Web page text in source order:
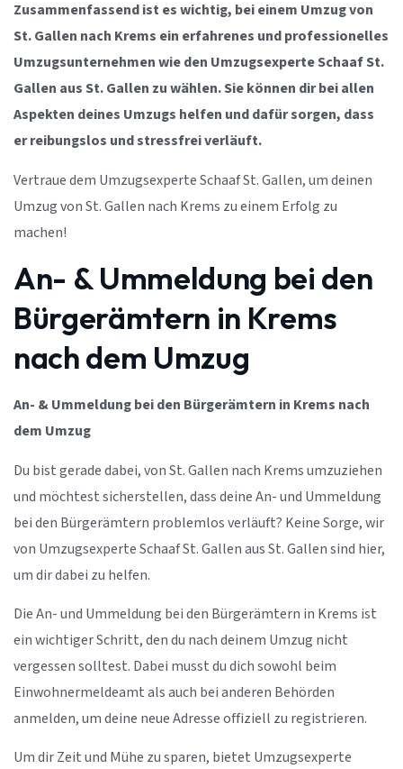
Zusammenfassend ist es wichtig, bei einem Umzug von
St. Gallen nach Krems ein erfahrenes und professionelles
Umzugsunternehmen wie den Umzugsexperte Schaaf St.
Gallen aus St. Gallen zu wählen. Sie können dir bei allen
Aspekten deines Umzugs helfen und dafür sorgen, dass
er reibungslos und stressfrei verläuft.
Vertraue dem Umzugsexperte Schaaf St. Gallen, um deinen
Umzug von St. Gallen nach Krems zu einem Erfolg zu
machen!
An- & Ummeldung bei den
Bürgerämtern in Krems
nach dem Umzug
An- & Ummeldung bei den Bürgerämtern in Krems nach
dem Umzug
Du bist gerade dabei, von St. Gallen nach Krems umzuziehen
und möchtest sicherstellen, dass deine An- und Ummeldung
bei den Bürgerämtern problemlos verläuft? Keine Sorge, wir
von Umzugsexperte Schaaf St. Gallen aus St. Gallen sind hier,
um dir dabei zu helfen.
Die An- und Ummeldung bei den Bürgerämtern in Krems ist
ein wichtiger Schritt, den du nach deinem Umzug nicht
vergessen solltest. Dabei musst du dich sowohl beim
Einwohnermeldeamt als auch bei anderen Behörden
anmelden, um deine neue Adresse offiziell zu registrieren.
Um dir Zeit und Mühe zu sparen, bietet Umzugsexperte